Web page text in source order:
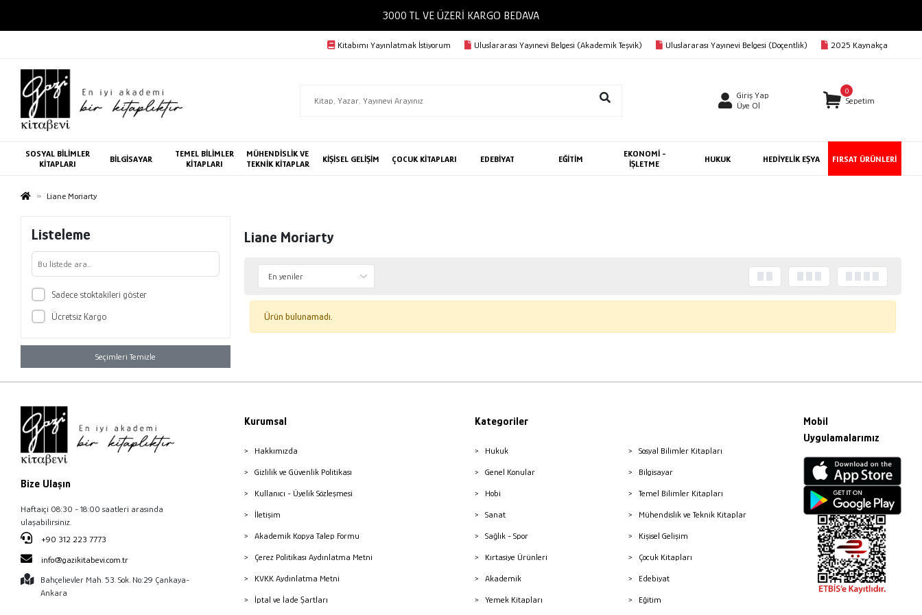
3000 TL VE ÜZERİ KARGO BEDAVA
Kitabımı Yayınlatmak İstiyorum Uluslararası Yayınevi Belgesi (Akademik Teşvik) Uluslararası Yayınevi Belgesi (Doçentlik) 2025 Kaynakça
Giriş Yap
Üye Ol
0
Sepetim
SOSYAL BİLİMLER
KİTAPLARI
BİLGİSAYAR
TEMEL BİLİMLER
KİTAPLARI
MÜHENDİSLİK VE
TEKNİK KİTAPLAR
KİŞİSEL GELİŞİM ÇOCUK KİTAPLARI EDEBİYAT EĞİTİM
EKONOMİ -
İŞLETME
HUKUK HEDİYELİK EŞYA FIRSAT ÜRÜNLERİ
Liane Moriarty
Listeleme
Sadece stoktakileri göster
Ücretsiz Kargo
Seçimleri Temizle
Liane Moriarty
Ürün bulunamadı.
Bize Ulaşın
Haftaiçi 08:30 - 18:00 saatleri arasında
ulaşabilirsiniz.
+90 312 223 7773
info@gazikitabevi.com.tr
Bahçelievler Mah. 53. Sok. No:29 Çankaya-
Ankara
Kurumsal
Hakkımızda
Gizlilik ve Güvenlik Politikası
Kullanıcı - Üyelik Sözleşmesi
İletişim
Akademik Kopya Talep Formu
Çerez Politikası Aydınlatma Metni
KVKK Aydınlatma Metni
İptal ve İade Şartları
Kategoriler
Hukuk
Genel Konular
Hobi
Sanat
Sağlık - Spor
Kırtasiye Ürünleri
Akademik
Yemek Kitapları
Sosyal Bilimler Kitapları
Bilgisayar
Temel Bilimler Kitapları
Mühendislik ve Teknik Kitaplar
Kişisel Gelişim
Çocuk Kitapları
Edebiyat
Eğitim
Mobil
Uygulamalarımız